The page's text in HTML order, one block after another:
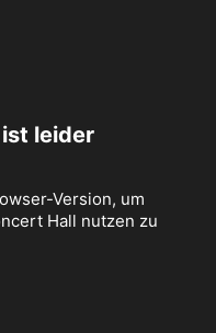
leider
Version, um
Hall nutzen zu